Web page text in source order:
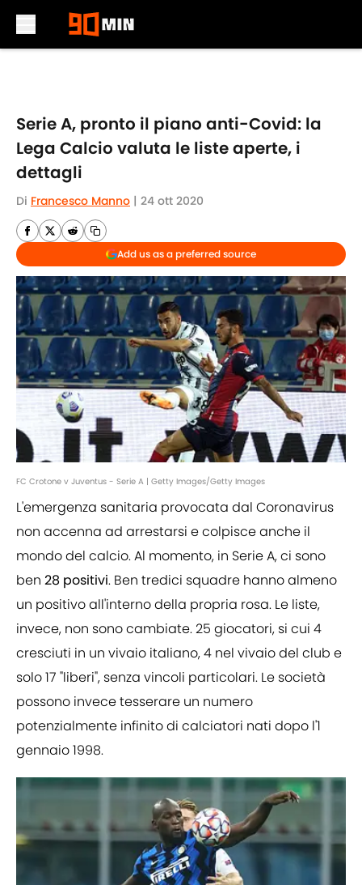
Serie A, pronto il piano anti-Covid: la
Lega Calcio valuta le liste aperte, i
dettagli
Di Francesco Manno | 24 ott 2020
Add us as a preferred source
FC Crotone v Juventus - Serie A | Getty Images/Getty Images
L'emergenza sanitaria provocata dal Coronavirus
non accenna ad arrestarsi e colpisce anche il
mondo del calcio. Al momento, in Serie A, ci sono
ben 28 positivi. Ben tredici squadre hanno almeno
un positivo all'interno della propria rosa. Le liste,
invece, non sono cambiate. 25 giocatori, si cui 4
cresciuti in un vivaio italiano, 4 nel vivaio del club e
solo 17 "liberi", senza vincoli particolari. Le società
possono invece tesserare un numero
potenzialmente infinito di calciatori nati dopo l'1
gennaio 1998.